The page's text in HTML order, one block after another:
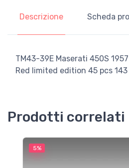
Descrizione Scheda
TM43-39E Maserati 450S
Red limited edition 45 pcs
Prodotti correlati
5%